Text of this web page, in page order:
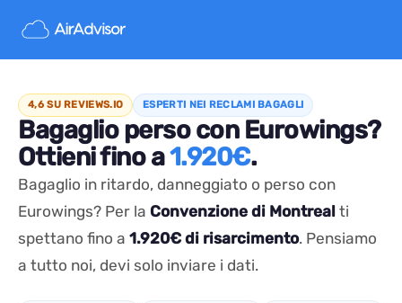
4,6 SU REVIEWS.IO ESPERTI NEI RECLAMI BAGAGLI
Bagaglio perso con Eurowings?
Ottieni fino a1.920€.
Bagaglio in ritardo, danneggiato o perso con
Eurowings? Per la Convenzione di Montreal ti
spettano fino a 1.920€ di risarcimento. Pensiamo
a tutto noi, devi solo inviare i dati.